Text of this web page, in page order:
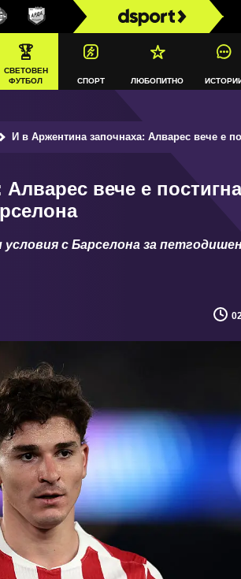
СВЕТОВЕН
ФУТБОЛ
СПОРТ ЛЮБОПИТНО
И в Аржентина започнаха: Алварес вече е постигнал пълно споразумение
вече е
с Барселона за